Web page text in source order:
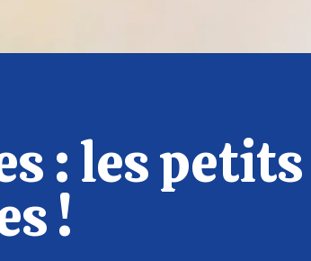
: les petits
!